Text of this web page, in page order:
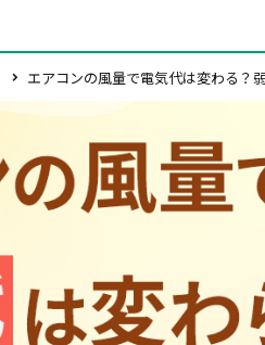
エアコンの風量で電気代は変わる？